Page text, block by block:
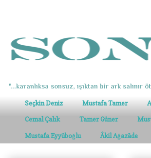
"...karanlıksa sonsuz, ışıktan bir ark salınır
Seçkin Deniz Mustafa Tamer
Cemal Çalık Tamer Güner
Mustafa Eyyüboğlu Âkil Ağazâde